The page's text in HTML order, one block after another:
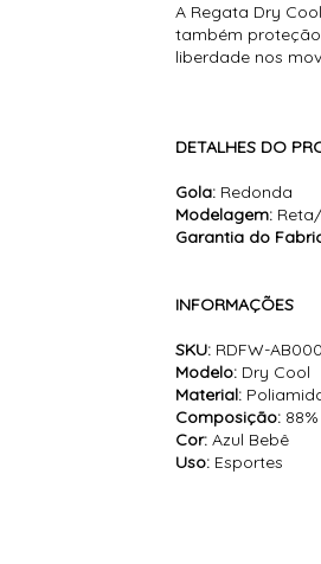
A Regata Dry
também
liberdade nos
DETALHES DO
Gola: Redonda
Modelagem:
Garantia do
INFORMAÇÕES
SKU: RDFW-AB000
Modelo: Dry Cool
Material:
Composição:
Cor: Azul Bebê
Uso: Esportes